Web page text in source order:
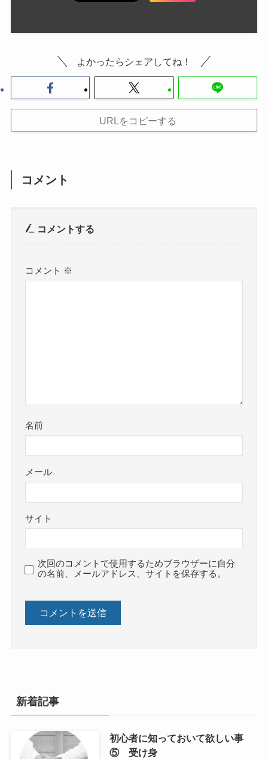
よかったらシェアしてね！
URLをコピーする
コメント
コメントする
コメント ※
名前
メール
サイト
次回のコメントで使用するためブラウザーに自分
の名前、メールアドレス、サイトを保存する。
新着記事
初心者に知っておいて欲しい事
⑤ 受け身